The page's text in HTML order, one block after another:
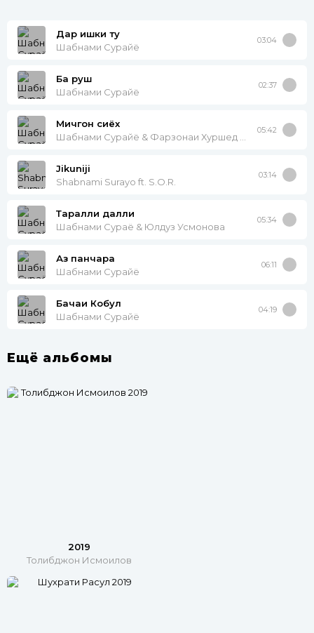
Дар ишки ту
Шабнами Сурайё
03:04
Ба руш
Шабнами Сурайё
02:37
Мичгон сиёх
05:42
Jikuniji
Shabnami Surayo ft. S.O.R.
03:14
Таралли далли
Шабнами Сураё & Юлдуз Усмонова
05:34
Аз панчара
Шабнами Сурайё
06:11
Бачаи Кобул
Шабнами Сурайё
04:19
Ещё альбомы
2019
Толибджон Исмоилов